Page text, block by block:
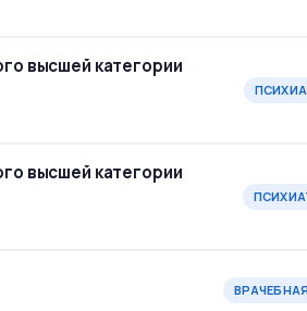
высшей категории
высшей категории